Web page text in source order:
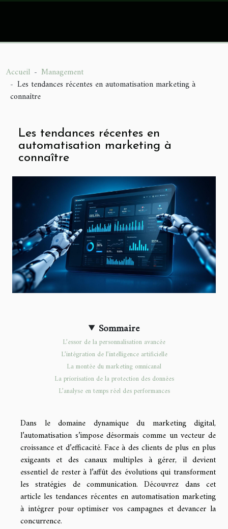
Accueil
Management
Les tendances récentes en automatisation marketing à
connaître
Les tendances récentes en
automatisation marketing à
connaître
Sommaire
L’essor de la personnalisation avancée
L’intégration de l’intelligence artificielle
La montée du marketing omnicanal
La priorisation de la protection des données
L’analyse en temps réel des performances
Dans le domaine dynamique du marketing digital,
l’automatisation s’impose désormais comme un vecteur de
croissance et d’efficacité. Face à des clients de plus en plus
exigeants et des canaux multiples à gérer, il devient
essentiel de rester à l’affût des évolutions qui transforment
les stratégies de communication. Découvrez dans cet
article les tendances récentes en automatisation marketing
à intégrer pour optimiser vos campagnes et devancer la
concurrence.